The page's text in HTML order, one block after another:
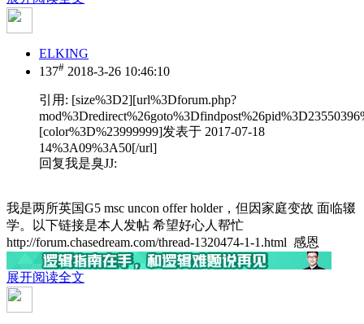
ELKING
137# 2018-3-26 10:46:10
引用: [size%3D2][url%3Dforum.php?
[color%3D%23999999]发表于 2017-07-18
14%3A09%3A50[/url]
回复我是臭JJ:
我是两所英国G5 msc uncon offer holder，但因家庭变故 面临辍
学。以下链接是本人发帖 希望好心人帮忙
http://forum.chasedream.com/thread-1320474-1-1.html 感恩
展开阅读全文